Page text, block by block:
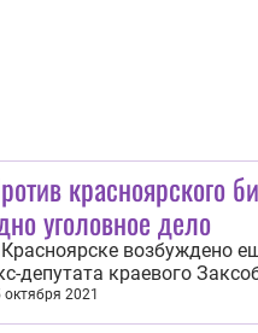
красноярского
уголовное дело
возбуждено
депутата краевого
15 октября в
краю и
октября 2021